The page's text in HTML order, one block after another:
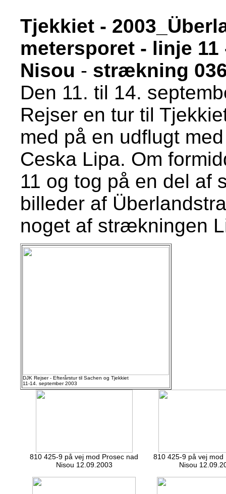
Tjekkiet -
metersporet - linje
Nisou - strækning
Den 11. til 14.
Rejser en tur til
med på en udflugt
Ceska Lipa. Om
11 og tog på en del af
billeder af
noget af strækningen
DJK Rejser - Efterårstur til Sachen og Tjekkiet
11-14. september 2003
810 425-9 på vej mod Prosec nad
Nisou 12.09.2003
810 425-9 på vej mod
Nisou